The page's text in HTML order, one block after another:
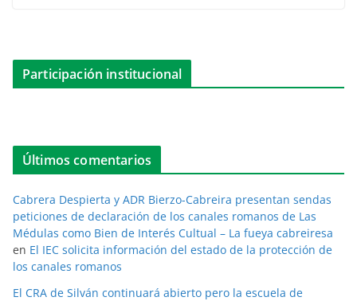
Participación institucional
Últimos comentarios
Cabrera Despierta y ADR Bierzo-Cabreira presentan sendas
peticiones de declaración de los canales romanos de Las
Médulas como Bien de Interés Cultual – La fueya cabreiresa
en El IEC solicita información del estado de la protección de
los canales romanos
El CRA de Silván continuará abierto pero la escuela de